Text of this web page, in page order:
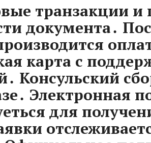
транзакции и
документа․
карта с
Консульский
Электронная
для